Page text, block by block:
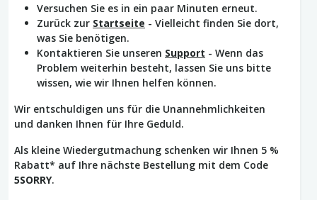
Versuchen Sie es in ein paar Minuten erneut.
Zurück zur Startseite - Vielleicht finden Sie dort,
was Sie benötigen.
Kontaktieren Sie unseren Support - Wenn das
Problem weiterhin besteht, lassen Sie uns bitte
wissen, wie wir Ihnen helfen können.
Wir entschuldigen uns für die Unannehmlichkeiten
und danken Ihnen für Ihre Geduld.
Als kleine Wiedergutmachung schenken wir Ihnen 5 %
Rabatt* auf Ihre nächste Bestellung mit dem Code
5SORRY.